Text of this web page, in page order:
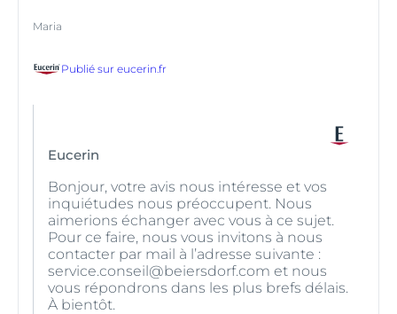
La surexposition au soleil peut être dangereuse pour la
Gardez les bébés et les jeunes enfants à l'abri de la
Apprenez à
protéger les enfants des rayons du soleil
En cas de doute sur la réaction de votre peau au soleil
ou sur le niveau de protection que vous devriez utiliser,
demandez conseil à un dermatologue.
Maria
Publié sur eucerin.fr
Eucerin
Bonjour, votre avis nous intéresse et vos
inquiétudes nous préoccupent. Nous
aimerions échanger avec vous à ce sujet.
Pour ce faire, nous vous invitons à nous
contacter par mail à l’adresse suivante :
service.conseil@beiersdorf.com et nous
vous répondrons dans les plus brefs délais.
À bientôt.